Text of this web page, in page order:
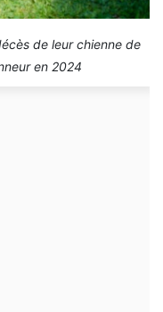
de leur chienne de
en 2024